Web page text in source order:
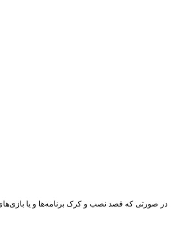
در صورتی که قصد نصب و کرک برنامه‌ها و یا